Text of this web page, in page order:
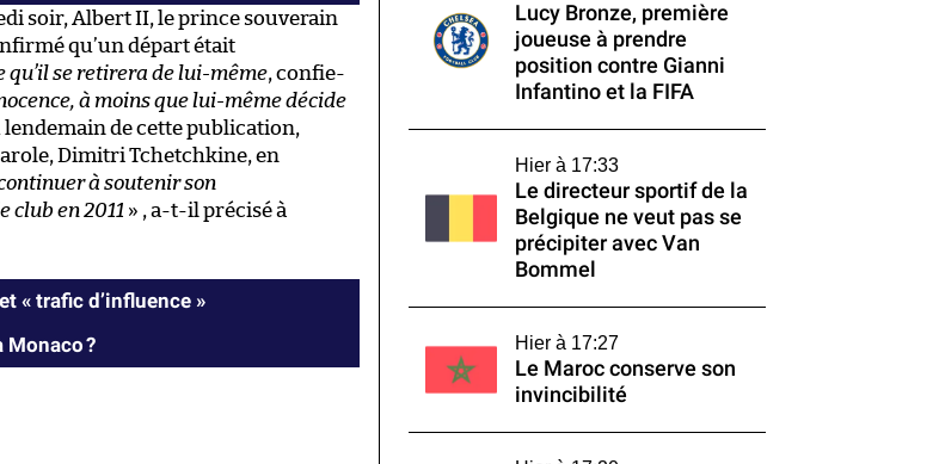
soir, Albert II, le prince souverain
qu’un départ était
qu’il se retirera de lui-même, confie-
à moins que lui-même décide
lendemain de cette publication,
Dimitri Tchetchkine, en
à soutenir son
club en 2011 » , a-t-il précisé à
« trafic d’influence »
?
Lucy Bronze, première
joueuse à prendre
position contre Gianni
Infantino et la FIFA
Hier à 17:33
Le directeur sportif de la
Belgique ne veut pas se
précipiter avec Van
Bommel
Hier à 17:27
Le Maroc conserve son
invincibilité